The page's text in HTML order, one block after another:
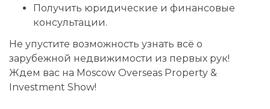
Получить юридические и финансовые
консультации.
Не упустите возможность узнать всё о
зарубежной недвижимости из первых рук!
Ждем вас на Moscow Overseas Property &
Investment Show!